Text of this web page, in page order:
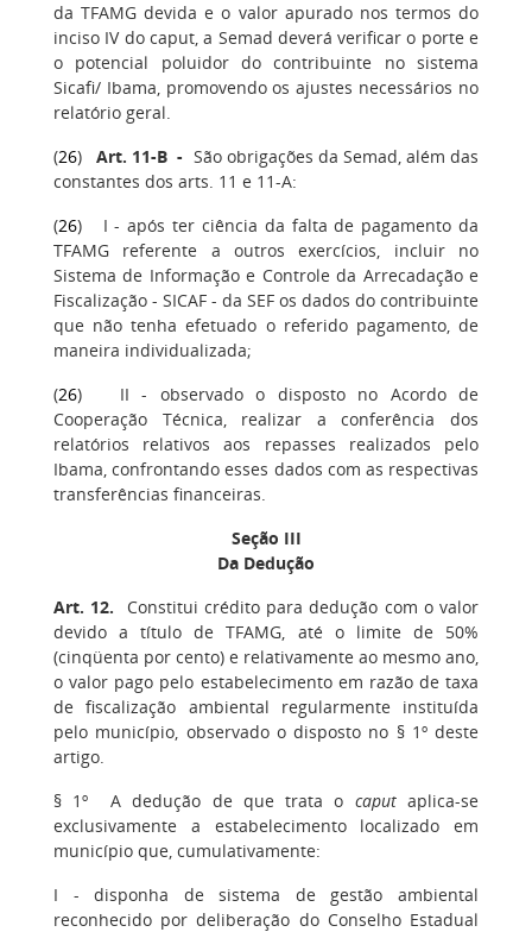
da TFAMG devida e o valor apurado nos termos do
inciso IV do caput, a Semad deverá verificar o porte e
o potencial poluidor do contribuinte no sistema
Sicafi/ Ibama, promovendo os ajustes necessários no
relatório geral.
(26)Art. 11-B- São obrigações da Semad, além das
constantes dos arts. 11 e 11-A:
(26) I - após ter ciência da falta de pagamento da
TFAMG referente a outros exercícios, incluir no
Sistema de Informação e Controle da Arrecadação e
Fiscalização - SICAF - da SEF os dados do contribuinte
que não tenha efetuado o referido pagamento, de
maneira individualizada;
(26) II - observado o disposto no Acordo de
Cooperação Técnica, realizar a conferência dos
relatórios relativos aos repasses realizados pelo
Ibama, confrontando esses dados com as respectivas
transferências financeiras.
Seção III
Da Dedução
Art. 12. Constitui crédito para dedução com o valor
devido a título de TFAMG, até o limite de 50%
(cinqüenta por cento) e relativamente ao mesmo ano,
o valor pago pelo estabelecimento em razão de taxa
de fiscalização ambiental regularmente instituída
pelo município, observado o disposto no § 1º deste
artigo.
§ 1º A dedução de que trata o caputaplica-se
exclusivamente a estabelecimento localizado em
município que, cumulativamente:
I - disponha de sistema de gestão ambiental
reconhecido por deliberação do Conselho Estadual